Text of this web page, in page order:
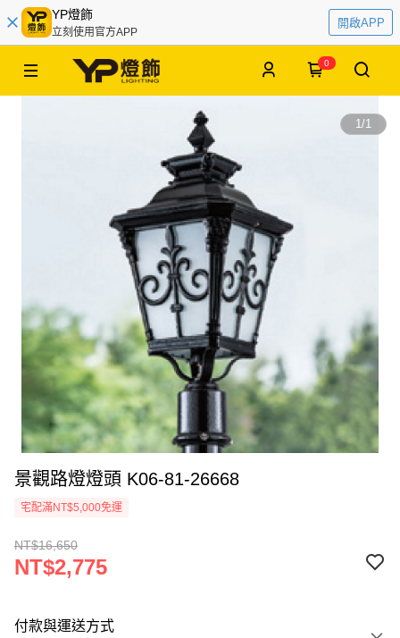
YP燈飾
立刻使用官方APP
開啟APP
0
1/1
景觀路燈燈頭 K06-81-26668
宅配滿NT$5,000免運
NT$16,650
NT$2,775
付款與運送方式